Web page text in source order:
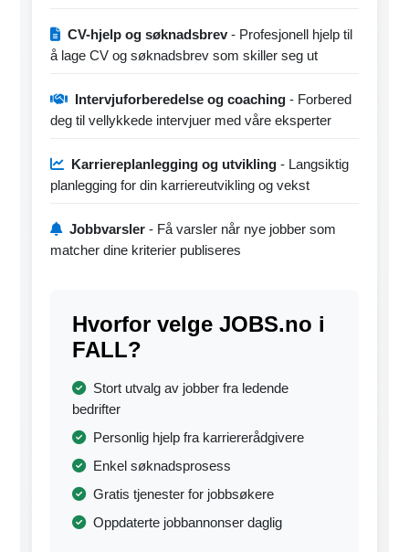
CV-hjelp og søknadsbrev- Profesjonell hjelp til
å lage CV og søknadsbrev som skiller seg ut
Intervjuforberedelse og coaching - Forbered
deg til vellykkede intervjuer med våre eksperter
Karriereplanlegging og utvikling - Langsiktig
planlegging for din karriereutvikling og vekst
Jobbvarsler - Få varsler når nye jobber som
matcher dine kriterier publiseres
Hvorfor velge JOBS.no i
FALL?
Stort utvalg av jobber fra ledende
bedrifter
Personlig hjelp fra karriererådgivere
Enkel søknadsprosess
Gratis tjenester for jobbsøkere
Oppdaterte jobbannonser daglig